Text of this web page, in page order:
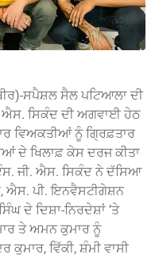
ਸਪੈਸ਼ਲ ਸੈਲ ਪਟਿਆਲਾ ਦੀ
ਸਿਕੰਦ ਦੀ ਅਗਵਾਈ ਹੇਠ
ਵਿਅਕਤੀਆਂ ਨੂੰ ਗਿ੍ਰਫ਼ਤਾਰ
ਦੇ ਖਿਲਾਫ਼ ਕੇਸ ਦਰਜ ਕੀਤਾ
ਜੀ. ਐਸ. ਸਿਕੰਦ ਨੇ ਦੱਸਿਆ
ਐਸ. ਪੀ. ਇਨਵੈਸਟੀਗੇਸ਼ਨ
ਦੇ ਦਿਸ਼ਾ-ਨਿਰਦੇਸ਼ਾਂ ’ਤੇ
ਤੇ ਅਮਨ ਕੁਮਾਰ ਨੂੰ
ਕੁਮਾਰ, ਵਿੱਕੀ, ਸ਼ੰਮੀ ਵਾਸੀ